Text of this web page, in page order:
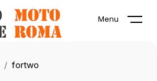
Menu
fortwo